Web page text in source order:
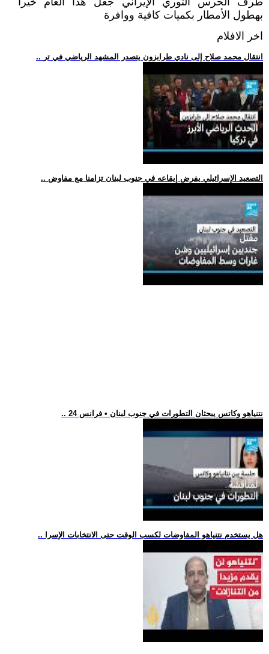
بهطول الأمطار بكميات كافية ووافرة
اخر الافلام
.. انتقال محمد صلاح إلى نادي طرابزون يتصدر المشهد الرياضي في تر
.. التصعيد الإسرائيلي يفرض إيقاعه في جنوب لبنان تزامنا مع مفاوض
.. نتنياهو وكاتس يبحثان التطورات في جنوب لبنان • فرانس 24
.. هل يستخدم نتنياهو المفاوضات لكسب الوقت حتى الانتخابات الإسرا